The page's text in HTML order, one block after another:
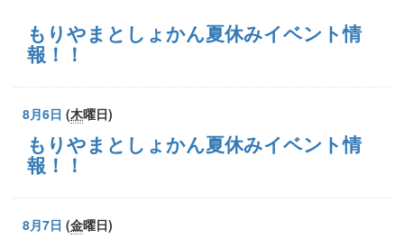
もりやまとしょかん夏休みイベント情
報！！
8月6日 (木曜日)
もりやまとしょかん夏休みイベント情
報！！
8月7日 (金曜日)